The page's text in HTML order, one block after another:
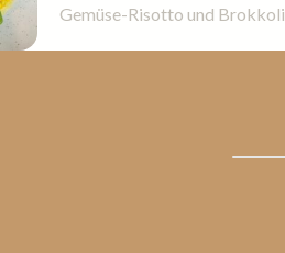
Gemüse-Risotto und Brokkoli